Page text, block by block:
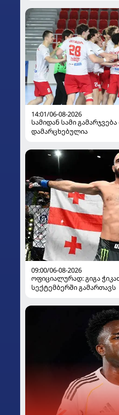
14:01/06-08-2026
სამიდან სამი
დამარცხებულია
09:00/06-08-2026
ოფიციალურად: გიგა
სექტემბერში გამართავს